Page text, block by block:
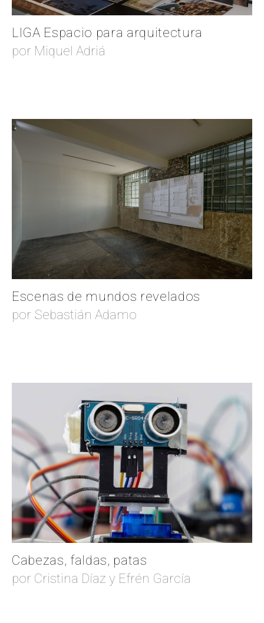
LIGA Espacio para arquitectura
por Miquel Adriá
Escenas de mundos revelados
por Sebastián Adamo
Cabezas, faldas, patas
por Cristina Díaz y Efrén García